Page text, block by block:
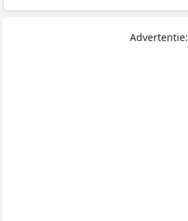
Advertentie: